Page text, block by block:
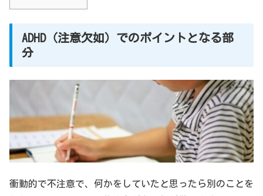
ADHD（注意欠如）でのポイントとなる部
分
衝動的で不注意で、何かをしていたと思ったら別のことを